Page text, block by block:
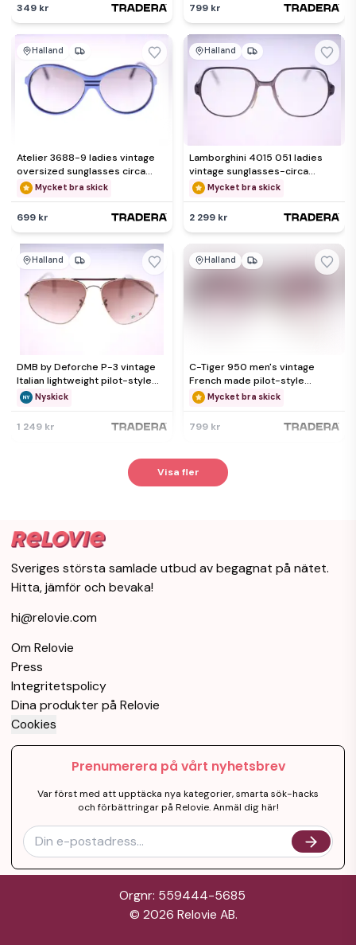
349 kr 799 kr
Halland
Atelier 3688-9 ladies vintage
oversized sunglasses circa
1980s-FREE postage
Mycket bra skick
699 kr
Halland
Lamborghini 4015 051 ladies
vintage sunglasses-circa
1970s-very rare-Weight 36g
Mycket bra skick
2 299 kr
Halland
DMB by Deforche P-3 vintage
Italian lightweight pilot-style
sunglasses for men
Nyskick
1 249 kr
Halland
C-Tiger 950 men's vintage
French made pilot-style
sunglasses-circa 1980s-38g
Mycket bra skick
799 kr
Visa fler
Sveriges största samlade utbud av begagnat på nätet.
Hitta, jämför och bevaka!
hi@relovie.com
Om Relovie
Press
Integritetspolicy
Dina produkter på Relovie
Cookies
Prenumerera på vårt nyhetsbrev
Var först med att upptäcka nya kategorier, smarta sök-hacks
och förbättringar på Relovie. Anmäl dig här!
Orgnr: 559444-5685
© 2026 Relovie AB.